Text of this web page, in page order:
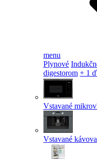
menu
Plynové
digestorom + 1
Vstavané
Vstavané